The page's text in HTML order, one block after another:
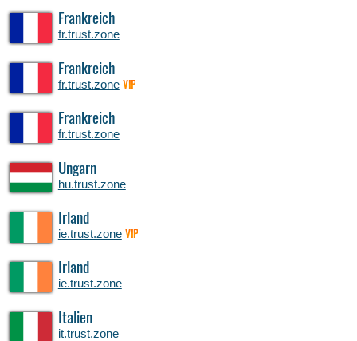
Frankreich
fr.trust.zone
Frankreich
fr.trust.zone VIP
Frankreich
fr.trust.zone
Ungarn
hu.trust.zone
Irland
ie.trust.zone VIP
Irland
ie.trust.zone
Italien
it.trust.zone